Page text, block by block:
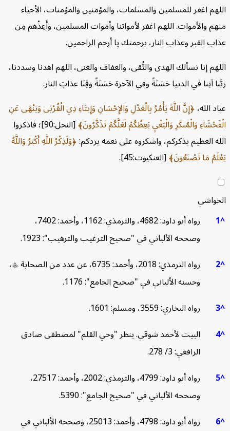
اغفر للمسلمين والمسلمات، والمؤمنين والمؤمنات، الأحياء
والأموات. اللهم اغفر لأمواتنا وأموات المسلمين، وأَعِذْهم مِن
القبر وعذاب النار، برحمتك يا أرحم الراحمين.
إنا نسألك الهدى والتُّقى، والعفاف والغنى، اللهم اهدنا وسددنا،
آتِنا في الدنيا حَسَنَةً وفي الآخرة حَسَنَةً وقِنَا عذابَ النار.
إِنَّ اللَّهَ يَأْمُرُ بِالْعَدْلِ وَالإِحْسَانِ وَإِيتَاءِ ذِي الْقُرْبَى وَيَنْهَى عَنِ
وَالْمُنكَرِ وَالْبَغْيِ يَعِظُكُمْ لَعَلَّكُمْ تَذَكَّرُونَ
[النحل:90]؛ فاذكروا
العظيم يذكركم، واشكروه على نعمه يزدكم: وَلَذِكْرُ اللَّهِ أَكْبَرُ وَاللَّهُ
مَا تَصْنَعُونَ [العنكبوت:45].
رواه أبو داود: 4682، والترمذي: 1162، وأحمد: 7402،
وصححه الألباني في "صحيح الترغيب والترهيب": 1923.
رواه الترمذي: 2018، وأحمد: 6735، عن عدد من الصحابة
،
وحسنه الألباني في "صحيح الجامع": 1176.
رواه البخاري: 3559، ومسلم: 1601.
البيت لأحمد شوقي. ينظر "وحي القلم" لمصطفى صادق
الرافعي: 3/ 278.
رواه أبو داود: 4799، والترمذي: 2002، وأحمد: 27517،
وصححه الألباني في "صحيح الجامع": 5390.
رواه أبو داود: 4798، وأحمد: 25013، وصححه الألباني في